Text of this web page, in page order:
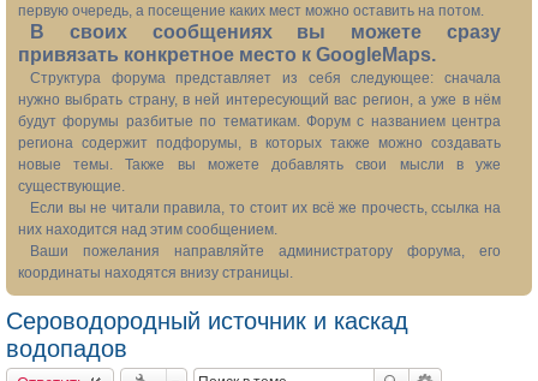
первую очередь, а посещение каких мест можно оставить на потом.
В своих сообщениях вы можете сразу
привязать конкретное место к GoogleMaps.
Структура форума представляет из себя следующее: сначала
нужно выбрать страну, в ней интересующий вас регион, а уже в нём
будут форумы разбитые по тематикам. Форум с названием центра
региона содержит подфорумы, в которых также можно создавать
новые темы. Также вы можете добавлять свои мысли в уже
существующие.
Если вы не читали правила, то стоит их всё же прочесть, ссылка на
них находится над этим сообщением.
Ваши пожелания направляйте администратору форума, его
координаты находятся внизу страницы.
Сероводородный источник и каскад
водопадов